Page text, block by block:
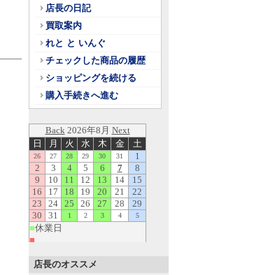
店長の日記
買取案内
れと と いんぐ
チェックした商品の履歴
ショッピングを続ける
購入手続きへ進む
店長のオススメ